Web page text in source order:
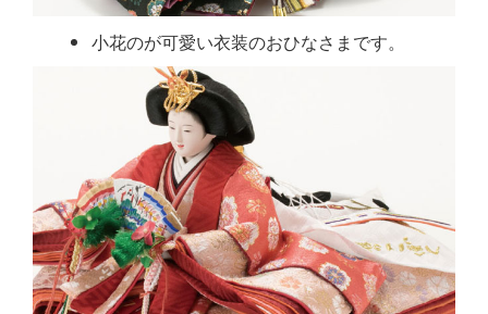
小花のが可愛い衣装のおひなさまです。